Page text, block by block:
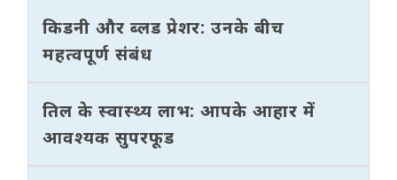
किडनी और ब्लड प्रेशर: उनके बीच
महत्वपूर्ण संबंध
तिल के स्वास्थ्य लाभ: आपके आहार में
आवश्यक सुपरफूड